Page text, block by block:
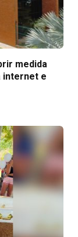
medida
internet e